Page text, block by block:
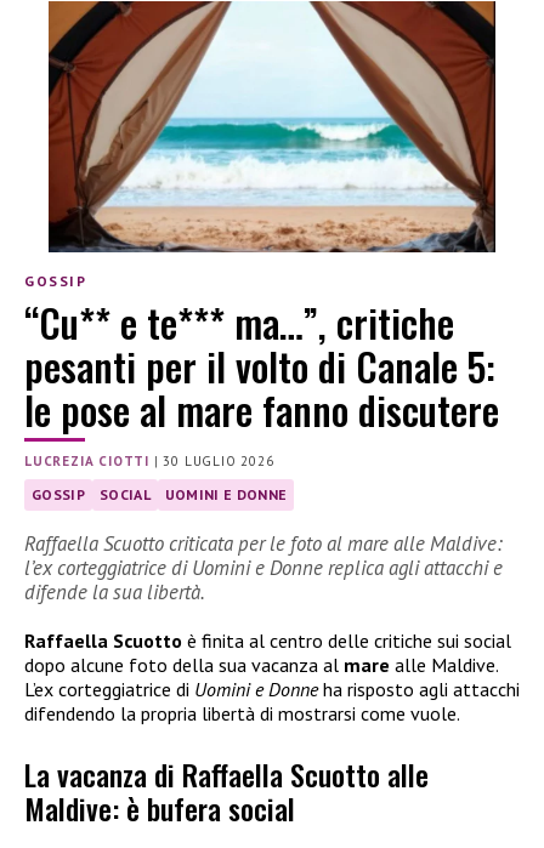
GOSSIP
“Cu** e te*** ma…”, critiche
pesanti per il volto di Canale 5:
le pose al mare fanno discutere
LUCREZIA CIOTTI |30 LUGLIO 2026
GOSSIP SOCIAL UOMINI E DONNE
Raffaella Scuotto criticata per le foto al mare alle Maldive:
l’ex corteggiatrice di Uomini e Donne replica agli attacchi e
difende la sua libertà.
Raffaella Scuotto è finita al centro delle critiche sui social
dopo alcune foto della sua vacanza al mare alle Maldive.
L’ex corteggiatrice di Uomini e Donneha risposto agli attacchi
difendendo la propria libertà di mostrarsi come vuole.
La vacanza di Raffaella Scuotto alle
Maldive: è bufera social